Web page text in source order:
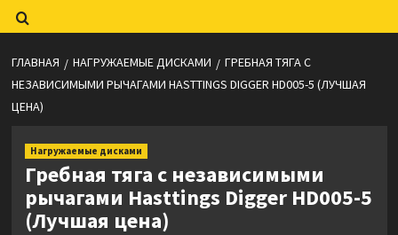
ГЛАВНАЯ НАГРУЖАЕМЫЕ ДИСКАМИ
ГРЕБНАЯ ТЯГА С
НЕЗАВИСИМЫМИ РЫЧАГАМИ HASTTINGS DIGGER HD005-5 (ЛУЧШАЯ
ЦЕНА)
Нагружаемые дисками
Гребная тяга с независимыми
рычагами Hasttings Digger HD005-5
(Лучшая цена)